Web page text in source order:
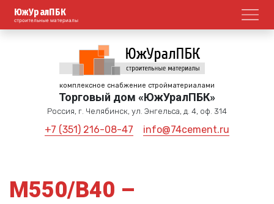
ЮжУралПБК
строительные материалы
комплексное снабжение стройматериалами
Торговый дом «ЮжУралПБК»
Россия, г. Челябинск, ул. Энгельса, д. 4, оф. 314
+7 (351) 216-08-47 info@74cement.ru
М550/B40 –